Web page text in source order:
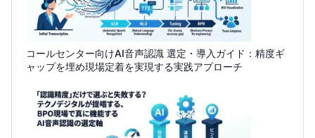
コールセンター向けAI音声認識 選定・導入ガイド：精度ギ
ャップを埋め現場定着を実現する実践アプローチ